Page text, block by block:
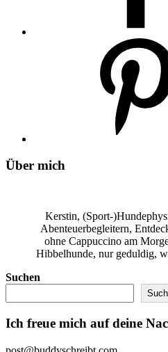
Über mich
Kerstin, (Sport-
Abenteuerbegleitern,
ohne Cappuccino am
Hibbelhunde, nur geduldig,
Suchen
Ich freue mich auf deine